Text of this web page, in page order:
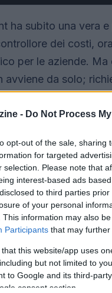
- Do Not Process
opt-out of the sale,
for targeted
selection. Please note that
interest-based ads
to third parties
of your personal
This information may also
Participants that may further
that this website/app uses
but not limited to
to Google and its third-
consent section.
ha subito una vera
dei costi,
per le aziende.
avviene da solo;
coinvolto,
di sapere come